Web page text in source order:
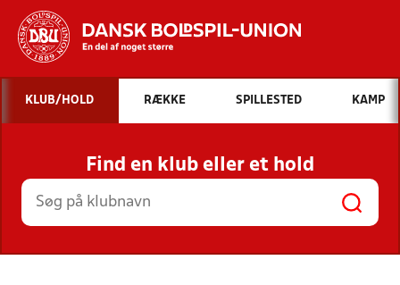
Hvad vil du søge efter?
INDHOLD OG NYHEDER
STILLINGER, RESULTATER, KLUBBER OG
HOLD
KLUB/HOLD RÆKKE SPILLESTED KAMP
Find en klub eller et hold